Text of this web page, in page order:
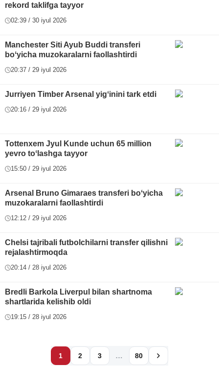
rekord taklifga tayyor
02:39 / 30 iyul 2026
Manchester Siti Ayub Buddi transferi
boʻyicha muzokaralarni faollashtirdi
20:37 / 29 iyul 2026
Jurriyen Timber Arsenal yigʻinini tark etdi
20:16 / 29 iyul 2026
Tottenxem Jyul Kunde uchun 65 million
yevro toʻlashga tayyor
15:50 / 29 iyul 2026
Arsenal Bruno Gimaraes transferi boʻyicha
muzokaralarni faollashtirdi
12:12 / 29 iyul 2026
Chelsi tajribali futbolchilarni transfer qilishni
rejalashtirmoqda
20:14 / 28 iyul 2026
Bredli Barkola Liverpul bilan shartnoma
shartlarida kelishib oldi
19:15 / 28 iyul 2026
1 2 3 … 80